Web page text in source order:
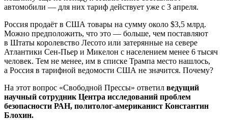
автомобили — для них тариф действует уже с 3 апреля.
Россия продаёт в США товары на сумму около $3,5 млрд.
Можно предположить, что это — больше, чем поставляют
в Штаты королевство Лесото или затерянные на севере
Атлантики Сен-Пьер и Микелон с населением менее 6 тысяч
человек. Тем не менее, им в списке Трампа место нашлось,
а Россия в тарифной ведомости США не значится. Почему?
На этот вопрос «Свободной Прессы» ответил ведущий
научный сотрудник Центра исследований проблем
безопасности РАН, политолог-американист Константин
Блохин.